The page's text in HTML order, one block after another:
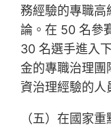
務經驗的專職高
論。在 50 名參
30 名選手進入
金的專職治理團
資治理經驗的人
（五）在國家